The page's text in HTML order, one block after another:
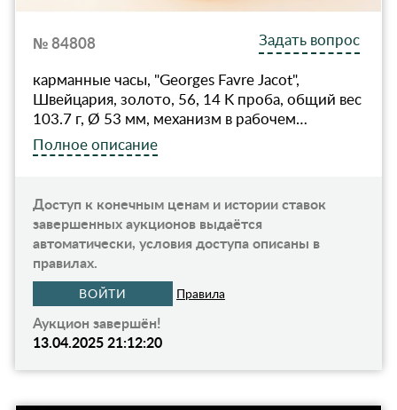
№ 84808
Задать вопрос
карманные часы, "Georges Favre Jaсot",
Швейцария, золото, 56, 14 K проба, общий вес
103.7 г, Ø 53 мм, механизм в рабочем…
Полное описание
Доступ к конечным ценам и истории ставок
завершенных аукционов выдаётся
автоматически, условия доступа описаны в
правилах.
ВОЙТИ Правила
Аукцион завершён!
13.04.2025 21:12:20